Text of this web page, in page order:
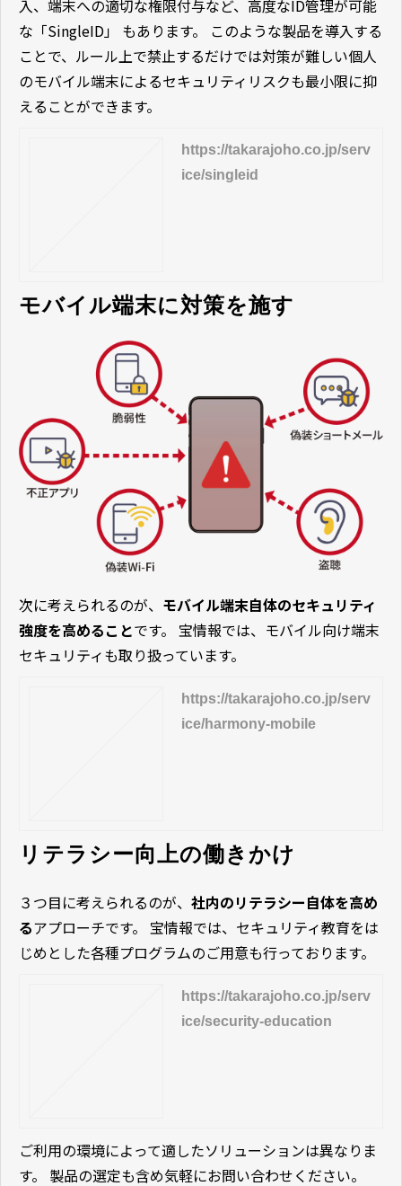
入、端末への適切な権限付与など、高度なID管理が可能
な「SingleID」 もあります。 このような製品を導入する
ことで、ルール上で禁止するだけでは対策が難しい個人
のモバイル端末によるセキュリティリスクも最小限に抑
えることができます。
https://takarajoho.co.jp/serv
ice/singleid
モバイル端末に対策を施す
次に考えられるのが、 モバイル端末自体のセキュリティ
強度を高めることです。
宝情報では、モバイル向け端末
セキュリティも取り扱っています。
https://takarajoho.co.jp/serv
ice/harmony-mobile
リテラシー向上の働きかけ
３つ目に考えられるのが、 社内のリテラシー自体を高め
るアプローチです。 宝情報では、セキュリティ教育をは
じめとした各種プログラムのご用意も行っております。
https://takarajoho.co.jp/serv
ice/security-education
ご利用の環境によって適したソリューションは異なりま
す。 製品の選定も含め気軽にお問い合わせください。